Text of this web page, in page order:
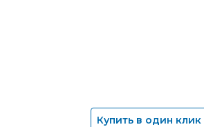
Купить в один клик